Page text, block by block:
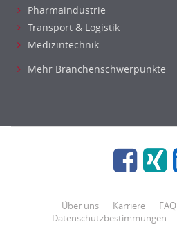
Pharmaindustrie
Transport & Logistik
Medizintechnik
Mehr Branchenschwerpunkte
Über uns Karriere FAQ
Datenschutzbestimmungen